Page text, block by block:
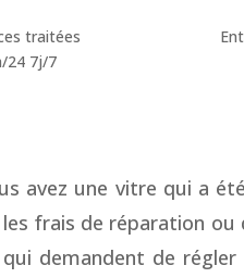
traitées
24 7j/7
avez une vitre qui a
frais de réparation
demandent de